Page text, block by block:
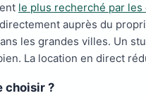
le plus recherché par les
auprès du
les grandes villes. Un
La location en direct
choisir ?